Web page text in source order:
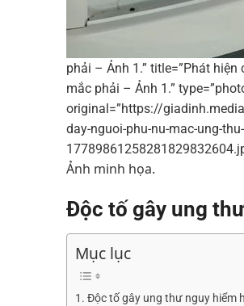
phải – Ảnh 1.” title=”Phát
mắc phải – Ảnh 1.”
original=”https://
day-nguoi-phu-nu-mac-ung-
Ảnh minh họa.
Độc tố gây ung
Mục lục
Độc tố gây ung thư nguy hiểm